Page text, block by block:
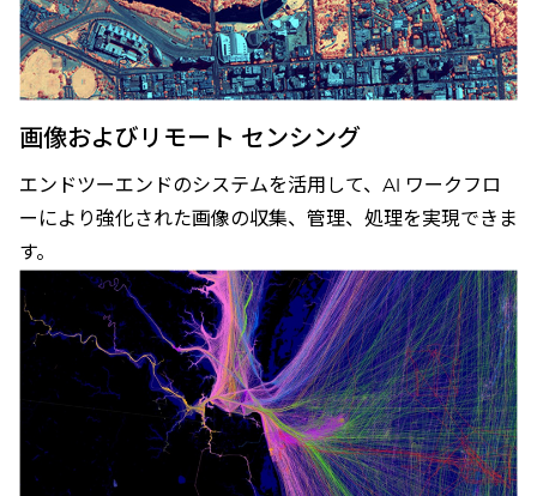
画像およびリモート センシング
エンドツーエンドのシステムを活用して、AI ワークフロ
ーにより強化された画像の収集、管理、処理を実現できま
す。